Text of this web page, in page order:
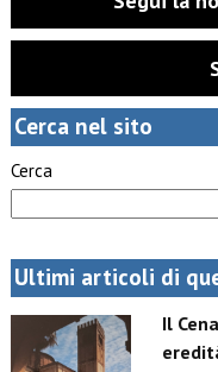
Cerca nel sito
Cerca
Ultimi articoli di
Il